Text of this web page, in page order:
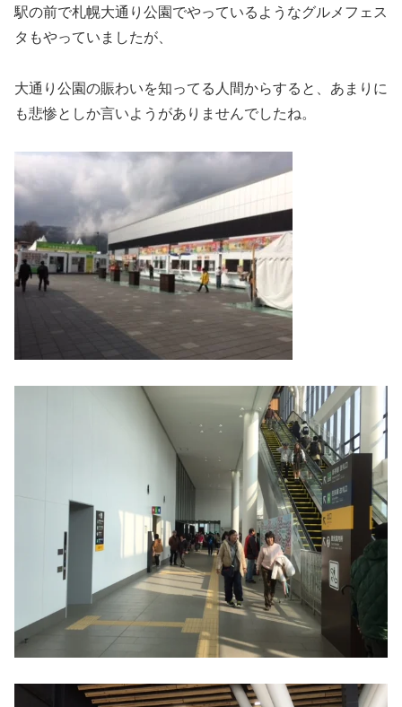
駅の前で札幌大通り公園でやっているようなグルメフェス
タもやっていましたが、
大通り公園の賑わいを知ってる人間からすると、あまりに
も悲惨としか言いようがありませんでしたね。